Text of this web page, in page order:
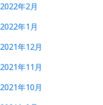
2022年2月
2022年1月
2021年12月
2021年11月
2021年10月